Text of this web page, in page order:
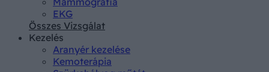
EKG
Összes Vizsgálat
Kezelés
Aranyér kezelése
Kemoterápia